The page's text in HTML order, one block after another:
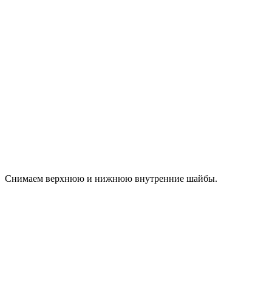
Снимаем верхнюю и нижнюю внутренние шайбы.